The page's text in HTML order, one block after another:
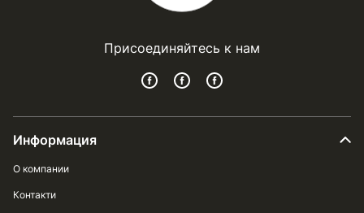
Присоединяйтесь к нам
Информация
О компании
Контакти